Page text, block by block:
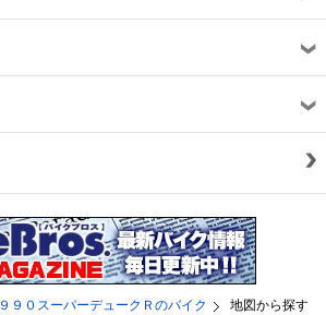
９９０スーパーデュークＲのバイク 地図から探す